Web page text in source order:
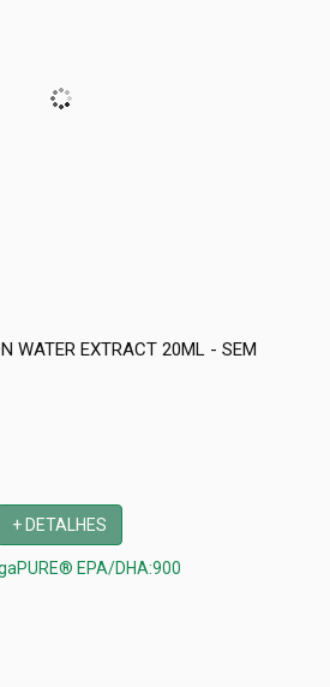
WATER EXTRACT 20ML - SEM
+ DETALHES